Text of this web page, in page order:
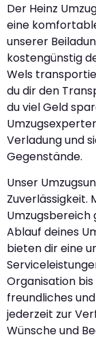
Der Heinz
eine
unserer
kostengünstig
Wels
du dir den
du viel Geld
Verladung und
Gegenstände.
Unser
Zuverlässigkeit.
Umzugsbereich
Ablauf deines
bieten dir eine
Organisation
freundliches
jederzeit zur
Wünsche und